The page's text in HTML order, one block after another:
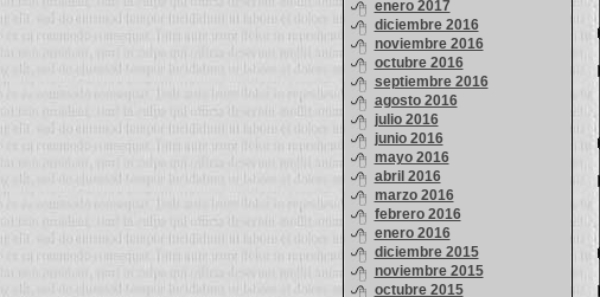
enero 2017
diciembre 2016
noviembre 2016
octubre 2016
septiembre 2016
agosto 2016
julio 2016
junio 2016
mayo 2016
abril 2016
marzo 2016
febrero 2016
enero 2016
diciembre 2015
noviembre 2015
octubre 2015